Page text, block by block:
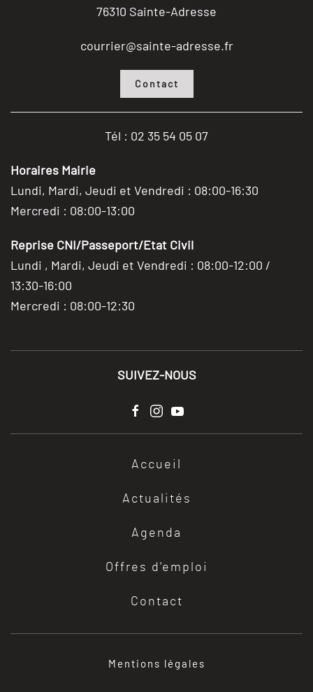
76310 Sainte-Adresse
courrier@sainte-adresse.fr
Contact
Tél : 02 35 54 05 07
Horaires Mairie
Lundi, Mardi, Jeudi et Vendredi : 08:00-16:30
Mercredi : 08:00-13:00
Reprise CNI/Passeport/Etat Civil
Lundi , Mardi, Jeudi et Vendredi : 08:00-12:00 /
13:30-16:00
Mercredi : 08:00-12:30
SUIVEZ-NOUS
Accueil
Actualités
Agenda
Offres d'emploi
Contact
Mentions légales